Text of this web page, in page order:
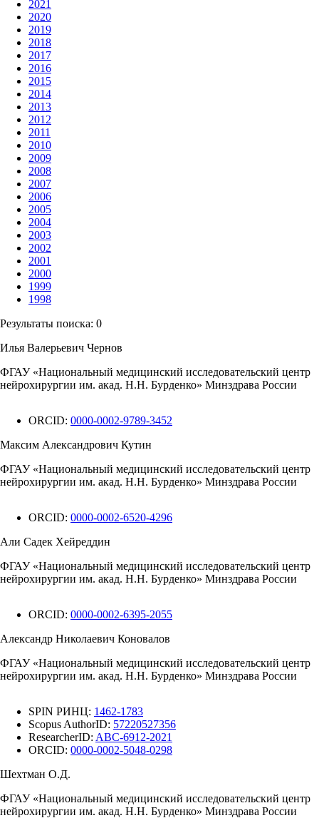
2021
2020
2019
2018
2017
2016
2015
2014
2013
2012
2011
2010
2009
2008
2007
2006
2005
2004
2003
2002
2001
2000
1999
1998
Результаты поиска: 0
Илья Валерьевич Чернов
ФГАУ «Национальный медицинский исследовательский центр
нейрохирургии им. акад. Н.Н. Бурденко» Минздрава России
ORCID: 0000-0002-9789-3452
Максим Александрович Кутин
ФГАУ «Национальный медицинский исследовательский центр
нейрохирургии им. акад. Н.Н. Бурденко» Минздрава России
ORCID: 0000-0002-6520-4296
Али Садек Хейреддин
ФГАУ «Национальный медицинский исследовательский центр
нейрохирургии им. акад. Н.Н. Бурденко» Минздрава России
ORCID: 0000-0002-6395-2055
Александр Николаевич Коновалов
ФГАУ «Национальный медицинский исследовательский центр
нейрохирургии им. акад. Н.Н. Бурденко» Минздрава России
SPIN РИНЦ: 1462-1783
Scopus AuthorID: 57220527356
ResearcherID: ABC-6912-2021
ORCID: 0000-0002-5048-0298
Шехтман О.Д.
ФГАУ «Национальный медицинский исследовательский центр
нейрохирургии им. акад. Н.Н. Бурденко» Минздрава России